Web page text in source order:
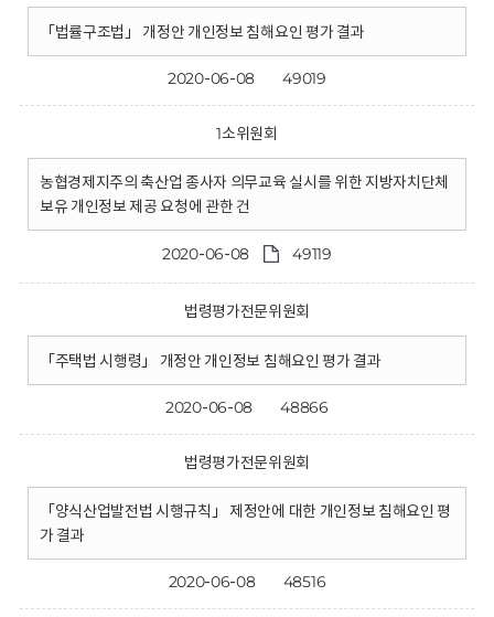
「법률구조법」 개정안 개인정보 침해요인 평가 결과
2020-06-08 49019
1소위원회
농협경제지주의 축산업 종사자 의무교육 실시를 위한 지방자치단체
보유 개인정보 제공 요청에 관한 건
2020-06-08 49119
법령평가전문위원회
「주택법 시행령」 개정안 개인정보 침해요인 평가 결과
2020-06-08 48866
법령평가전문위원회
「양식산업발전법 시행규칙」 제정안에 대한 개인정보 침해요인 평
가 결과
2020-06-08 48516